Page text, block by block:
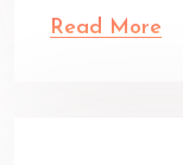
Read More